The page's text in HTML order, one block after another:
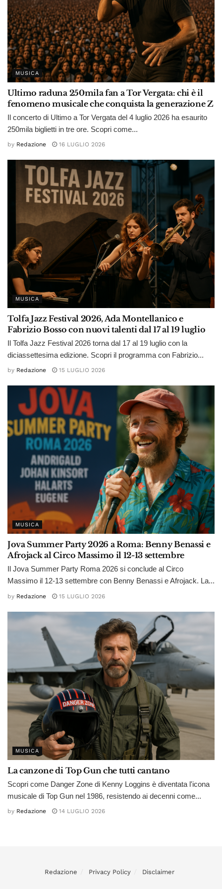
MUSICA
Ultimo raduna 250mila fan a Tor Vergata: chi è il
fenomeno musicale che conquista la generazione Z
Il concerto di Ultimo a Tor Vergata del 4 luglio 2026 ha esaurito
250mila biglietti in tre ore. Scopri come...
by Redazione 16 LUGLIO 2026
MUSICA
Tolfa Jazz Festival 2026, Ada Montellanico e
Fabrizio Bosso con nuovi talenti dal 17 al 19 luglio
Il Tolfa Jazz Festival 2026 torna dal 17 al 19 luglio con la
diciassettesima edizione. Scopri il programma con Fabrizio...
by Redazione 15 LUGLIO 2026
MUSICA
Jova Summer Party 2026 a Roma: Benny Benassi e
Afrojack al Circo Massimo il 12-13 settembre
Il Jova Summer Party Roma 2026 si conclude al Circo
Massimo il 12-13 settembre con Benny Benassi e Afrojack. La...
by Redazione 15 LUGLIO 2026
MUSICA
La canzone di Top Gun che tutti cantano
Scopri come Danger Zone di Kenny Loggins è diventata l'icona
musicale di Top Gun nel 1986, resistendo ai decenni come...
by Redazione 14 LUGLIO 2026
Redazione Privacy Policy Disclaimer